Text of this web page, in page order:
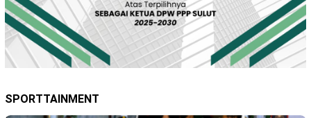
SPORTTAINMENT